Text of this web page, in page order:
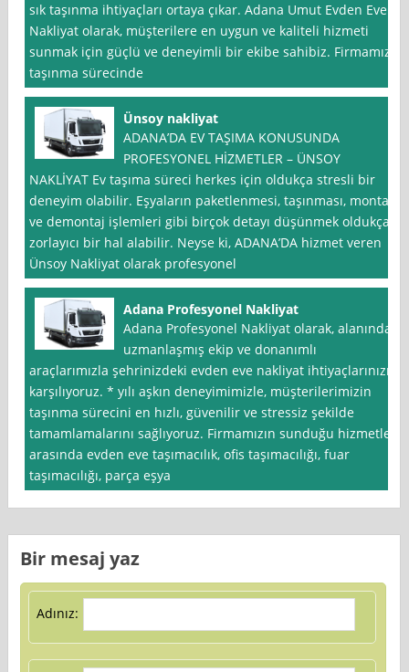
sık taşınma ihtiyaçları ortaya çıkar. Adana Umut Evden Eve
Nakliyat olarak, müşterilere en uygun ve kaliteli hizmeti
sunmak için güçlü ve deneyimli bir ekibe sahibiz. Firmamız,
taşınma sürecinde
Ünsoy nakliyat
ADANA’DA EV TAŞIMA KONUSUNDA
PROFESYONEL HİZMETLER – ÜNSOY
NAKLİYAT Ev taşıma süreci herkes için oldukça stresli bir
deneyim olabilir. Eşyaların paketlenmesi, taşınması, montaj
ve demontaj işlemleri gibi birçok detayı düşünmek oldukça
zorlayıcı bir hal alabilir. Neyse ki, ADANA’DA hizmet veren
Ünsoy Nakliyat olarak profesyonel
Adana Profesyonel Nakliyat
Adana Profesyonel Nakliyat olarak, alanında
uzmanlaşmış ekip ve donanımlı
araçlarımızla şehrinizdeki evden eve nakliyat ihtiyaçlarınızı
karşılıyoruz. * yılı aşkın deneyimimizle, müşterilerimizin
taşınma sürecini en hızlı, güvenilir ve stressiz şekilde
tamamlamalarını sağlıyoruz. Firmamızın sunduğu hizmetler
arasında evden eve taşımacılık, ofis taşımacılığı, fuar
taşımacılığı, parça eşya
Bir mesaj yaz
Adınız: